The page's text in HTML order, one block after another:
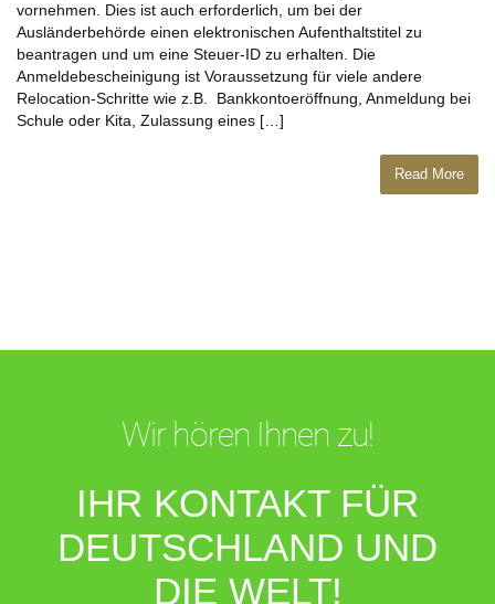
vornehmen. Dies ist auch erforderlich, um bei der
Ausländerbehörde einen elektronischen Aufenthaltstitel zu
beantragen und um eine Steuer-ID zu erhalten. Die
Anmeldebescheinigung ist Voraussetzung für viele andere
Relocation-Schritte wie z.B. Bankkontoeröffnung, Anmeldung bei
Schule oder Kita, Zulassung eines […]
Read More
Wir hören Ihnen zu!
IHR KONTAKT FÜR
DEUTSCHLAND UND
DIE WELT!